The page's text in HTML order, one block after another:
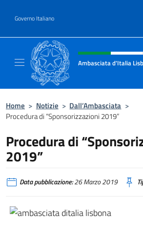
Governo Italiano
Intestazione sito,
Ambasciata d'Italia
Home > Notizie > Dall’Ambasciata >
Procedura di “Sponsorizzazioni 2019”
Procedura di
2019”
Data pubblicazione:26 Marzo 2019